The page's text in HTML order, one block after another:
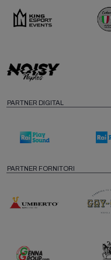
PARTNER DIGITAL
PARTNER FORNITORI